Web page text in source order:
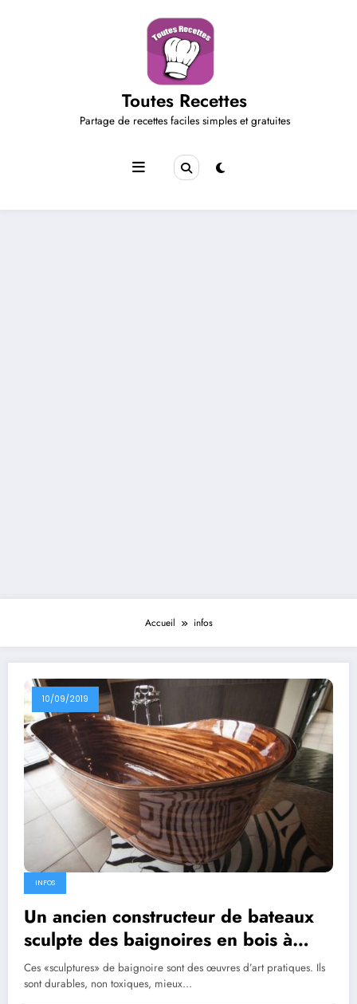
Toutes Recettes
Partage de recettes faciles simples et gratuites
Accueil infos
10/09/2019
INFOS
Un ancien constructeur de bateaux
sculpte des baignoires en bois à
couper le souffle
Ces «sculptures» de baignoire sont des œuvres d’art pratiques. Ils
sont durables, non toxiques, mieux…